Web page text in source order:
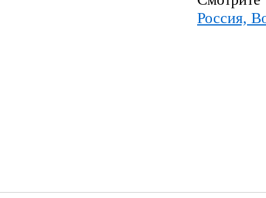
Россия,